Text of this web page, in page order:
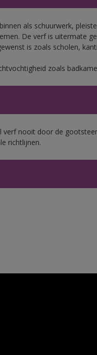
als schuurwerk,
De verf is uitermate
is zoals scholen,
zoals
verf nooit door de
richtlijnen.